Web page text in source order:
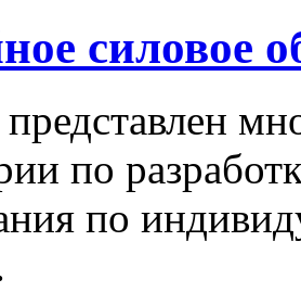
силовое
представлен
по
по